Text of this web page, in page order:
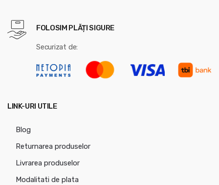
FOLOSIM PLĂȚI SIGURE
Securizat de:
LINK-URI UTILE
Blog
Returnarea produselor
Livrarea produselor
Modalitati de plata